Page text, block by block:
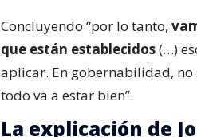
Concluyendo “por lo tanto,
que están establecidos(…)
aplicar. En gobernabilidad,
todo va a estar bien”.
La explicación de